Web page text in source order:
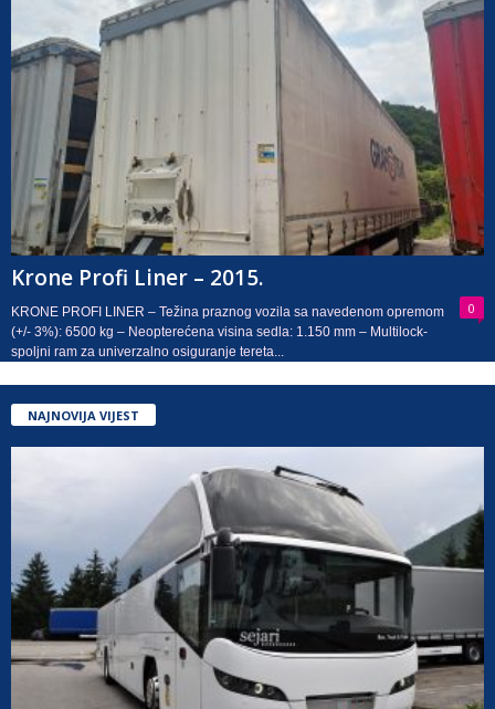
Krone Profi Liner – 2015.
0
KRONE PROFI LINER – Težina praznog vozila sa navedenom opremom
(+/- 3%): 6500 kg – Neopterećena visina sedla: 1.150 mm – Multilock-
spoljni ram za univerzalno osiguranje tereta...
NAJNOVIJA VIJEST